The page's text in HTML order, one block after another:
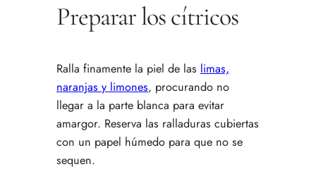
Preparar los cítricos
Ralla finamente la piel de las limas,
naranjas y limones, procurando no
llegar a la parte blanca para evitar
amargor. Reserva las ralladuras cubiertas
con un papel húmedo para que no se
sequen.